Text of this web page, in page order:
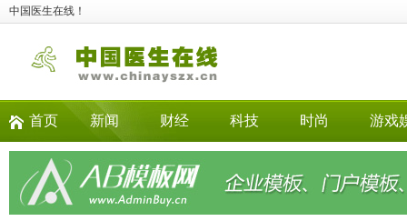
中国医生在线！
首页 新闻 财经 科技 时尚 游戏